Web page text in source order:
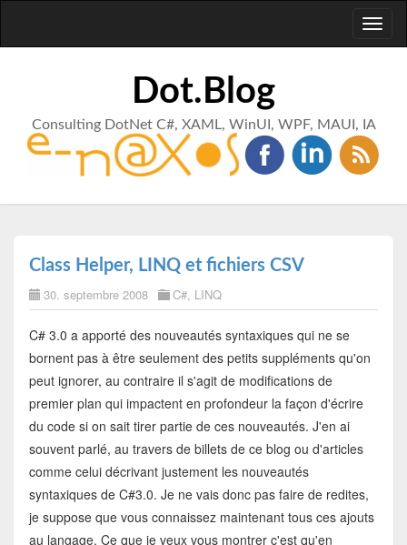
Dot.Blog
Consulting DotNet C#, XAML, WinUI, WPF, MAUI, IA
Class Helper, LINQ et fichiers CSV
30. septembre 2008 C#, LINQ
C# 3.0 a apporté des nouveautés syntaxiques qui ne se
bornent pas à être seulement des petits suppléments qu'on
peut ignorer, au contraire il s'agit de modifications de
premier plan qui impactent en profondeur la façon d'écrire
du code si on sait tirer partie de ces nouveautés. J'en ai
souvent parlé, au travers de billets de ce blog ou d'articles
comme celui décrivant justement les nouveautés
syntaxiques de C#3.0. Je ne vais donc pas faire de redites,
je suppose que vous connaissez maintenant tous ces ajouts
au langage. Ce que je veux vous montrer c'est qu'en